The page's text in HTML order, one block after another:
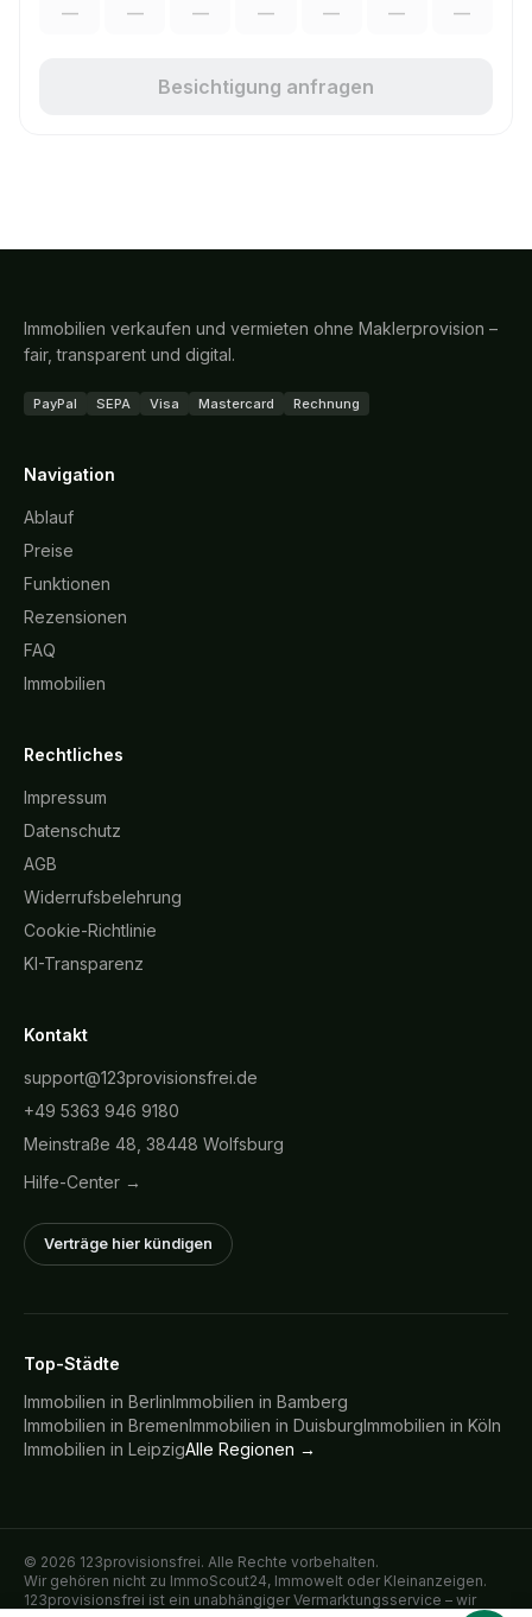
— — — — — — —
Besichtigung anfragen
Immobilien verkaufen und vermieten ohne Maklerprovision –
fair, transparent und digital.
PayPal SEPA Visa Mastercard Rechnung
Navigation
Ablauf
Preise
Funktionen
Rezensionen
FAQ
Immobilien
Rechtliches
Impressum
Datenschutz
AGB
Widerrufsbelehrung
Cookie-Richtlinie
KI-Transparenz
Kontakt
support@123provisionsfrei.de
+49 5363 946 9180
Meinstraße 48, 38448 Wolfsburg
Hilfe-Center →
Verträge hier kündigen
Top-Städte
Immobilien in BerlinImmobilien in Bamberg
Immobilien in BremenImmobilien in DuisburgImmobilien in Köln
Immobilien in LeipzigAlle Regionen →
© 2026 123provisionsfrei. Alle Rechte vorbehalten.
Wir gehören nicht zu ImmoScout24, Immowelt oder Kleinanzeigen.
123provisionsfrei ist ein unabhängiger Vermarktungsservice – wir